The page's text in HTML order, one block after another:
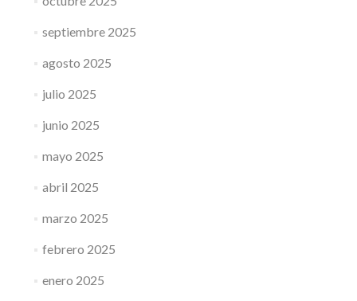
septiembre 2025
agosto 2025
julio 2025
junio 2025
mayo 2025
abril 2025
marzo 2025
febrero 2025
enero 2025